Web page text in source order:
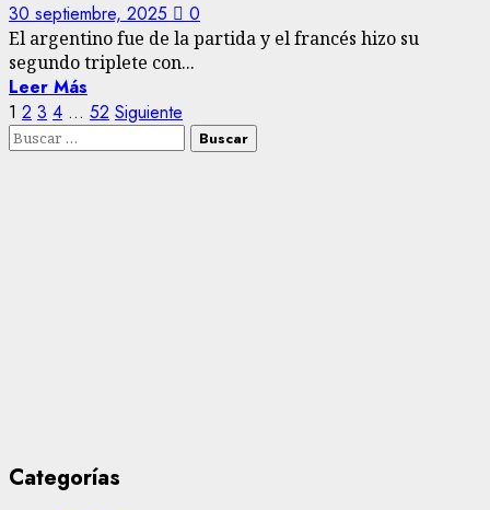
30 septiembre, 2025 0
El argentino fue de la partida y el francés hizo su
segundo triplete con...
Leer Más
Paginación
de
1 2 3 4 … 52 Siguiente
Buscar:
Categorías